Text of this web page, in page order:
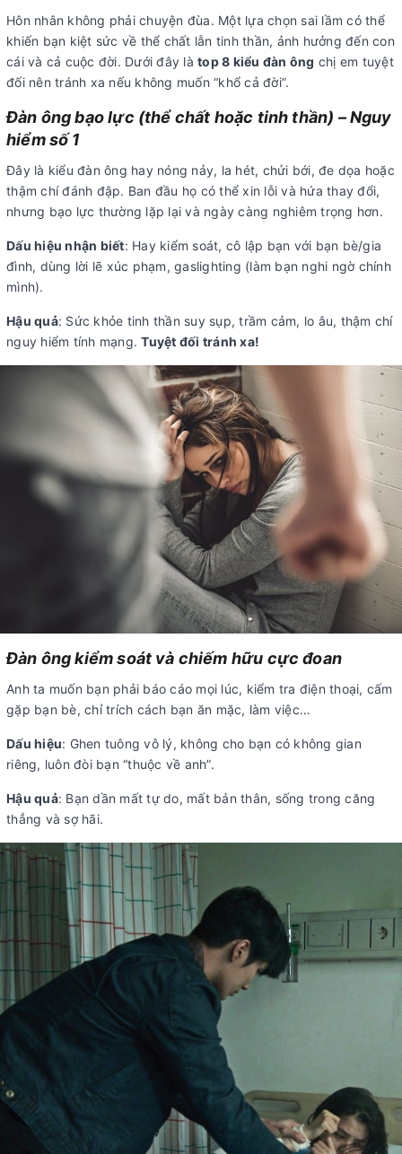
Hôn nhân không phải chuyện đùa. Một lựa chọn sai lầm có thể
khiến bạn kiệt sức về thể chất lẫn tinh thần, ảnh hưởng đến con
cái và cả cuộc đời. Dưới đây là top 8 kiểu đàn ông chị em tuyệt
đối nên tránh xa nếu không muốn “khổ cả đời”.
Đàn ông bạo lực (thể chất hoặc tinh thần) – Nguy
hiểm số 1
Đây là kiểu đàn ông hay nóng nảy, la hét, chửi bới, đe dọa hoặc
thậm chí đánh đập. Ban đầu họ có thể xin lỗi và hứa thay đổi,
nhưng bạo lực thường lặp lại và ngày càng nghiêm trọng hơn.
Dấu hiệu nhận biết: Hay kiểm soát, cô lập bạn với bạn bè/gia
đình, dùng lời lẽ xúc phạm, gaslighting (làm bạn nghi ngờ chính
mình).
Hậu quả: Sức khỏe tinh thần suy sụp, trầm cảm, lo âu, thậm chí
nguy hiểm tính mạng.Tuyệt đối tránh xa!
Đàn ông kiểm soát và chiếm hữu cực đoan
Anh ta muốn bạn phải báo cáo mọi lúc, kiểm tra điện thoại, cấm
gặp bạn bè, chỉ trích cách bạn ăn mặc, làm việc…
Dấu hiệu: Ghen tuông vô lý, không cho bạn có không gian
riêng, luôn đòi bạn “thuộc về anh”.
Hậu quả: Bạn dần mất tự do, mất bản thân, sống trong căng
thẳng và sợ hãi.